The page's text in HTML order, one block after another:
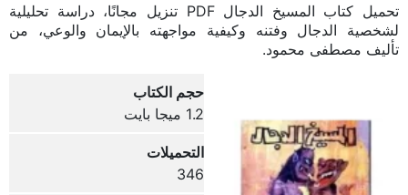
تحميل كتاب المسيخ الدجال PDF تنزيل مجانًا، دراسة تحليلية
لشخصية الدجال وفتنه وكيفية مواجهته بالإيمان والوعي، من
تأليف مصطفى محمود.
حجم الكتاب
1.2 ميجا بايت
التحميلات
346